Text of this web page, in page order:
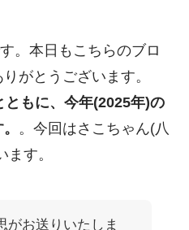
。本日もこちらのブロ
がとうございます。
ともに、今年(2025年)の
。今回はさこちゃん(八
す。
がお送りいたしま